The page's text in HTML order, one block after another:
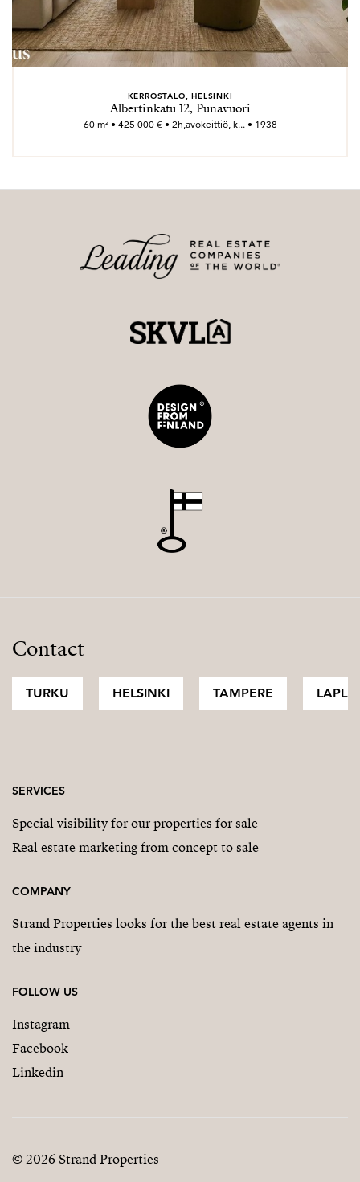
KERROSTALO, HELSINKI
Albertinkatu 12, Punavuori
60 m² • 425 000 € • 2h,avokeittiö, k... • 1938
Contact
TURKU HELSINKI TAMPERE
SERVICES
Special visibility for our properties for sale
Real estate marketing from concept to sale
COMPANY
Strand Properties looks for the best real estate agents in
the industry
FOLLOW US
Instagram
Facebook
Linkedin
© 2026 Strand Properties